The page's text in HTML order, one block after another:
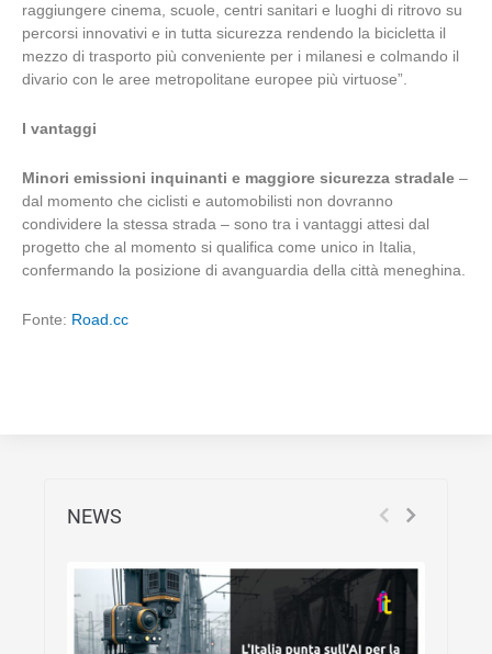
raggiungere cinema, scuole, centri sanitari e luoghi di ritrovo su
percorsi innovativi e in tutta sicurezza rendendo la bicicletta il
mezzo di trasporto più conveniente per i milanesi e colmando il
divario con le aree metropolitane europee più virtuose”.
I vantaggi
Minori emissioni inquinanti e maggiore sicurezza stradale –
dal momento che ciclisti e automobilisti non dovranno
condividere la stessa strada – sono tra i vantaggi attesi dal
progetto che al momento si qualifica come unico in Italia,
confermando la posizione di avanguardia della città meneghina.
Fonte: Road.cc
NEWS